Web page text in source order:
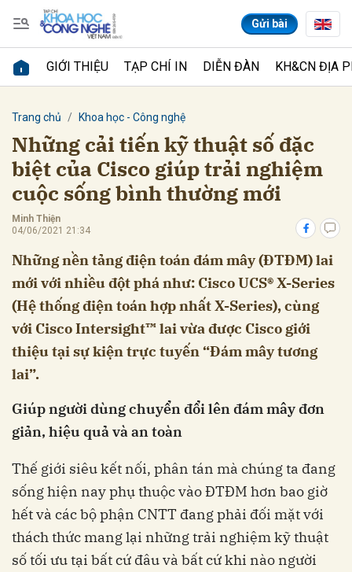
Gửi bài
GIỚI THIỆU TẠP CHÍ IN DIỄN ĐÀN KH&CN ĐỊA
Trang chủ Khoa học - Công nghệ
Những cải tiến kỹ thuật số đặc
biệt của Cisco giúp trải nghiệm
cuộc sống bình thường mới
Minh Thiện
04/06/2021 21:34
Những nền tảng điện toán đám mây (ĐTĐM) lai
mới với nhiều đột phá như: Cisco UCS® X-Series
(Hệ thống điện toán hợp nhất X-Series), cùng
với Cisco Intersight™ lai vừa được Cisco giới
thiệu tại sự kiện trực tuyến “Đám mây tương
lai”.
Giúp người dùng chuyển đổi lên đám mây đơn
giản, hiệu quả và an toàn
Thế giới siêu kết nối, phân tán mà chúng ta đang
sống hiện nay phụ thuộc vào ĐTĐM hơn bao giờ
hết và các bộ phận CNTT đang phải đối mặt với
thách thức mang lại những trải nghiệm kỹ thuật
số tối ưu tại bất cứ đâu và bất cứ khi nào người
Gửi bình luận
Hủy Gửi